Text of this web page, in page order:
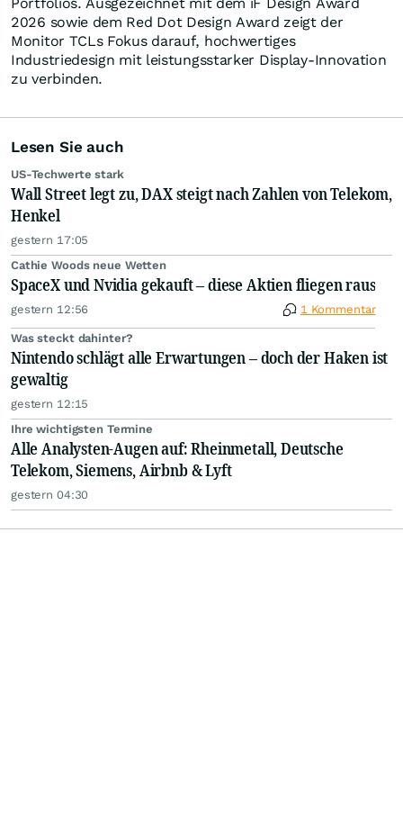
2026 sowie dem Red Dot Design Award zeigt der
Monitor TCLs Fokus darauf, hochwertiges
Industriedesign mit leistungsstarker Display-Innovation
zu verbinden.
Lesen Sie auch
US-Techwerte stark
Wall Street legt zu, DAX steigt nach Zahlen von Telekom,
Henkel
gestern 17:05
Cathie Woods neue Wetten
SpaceX und Nvidia gekauft – diese Aktien fliegen raus
gestern 12:56 1 Kommentar
Was steckt dahinter?
Nintendo schlägt alle Erwartungen – doch der Haken ist
gewaltig
gestern 12:15
Ihre wichtigsten Termine
Alle Analysten-Augen auf: Rheinmetall, Deutsche
Telekom, Siemens, Airbnb & Lyft
gestern 04:30